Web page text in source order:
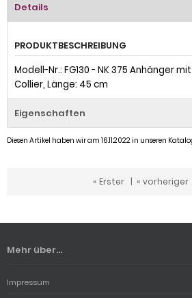
Details
PRODUKTBESCHREIBUNG
Modell-Nr.: FG130 - NK 375 Anhänger
Collier, Länge: 45 cm
Eigenschaften
Diesen Artikel haben wir am 16.11.2022 in unseren
« Erster | « vorheriger
Mehr über...
Impressum